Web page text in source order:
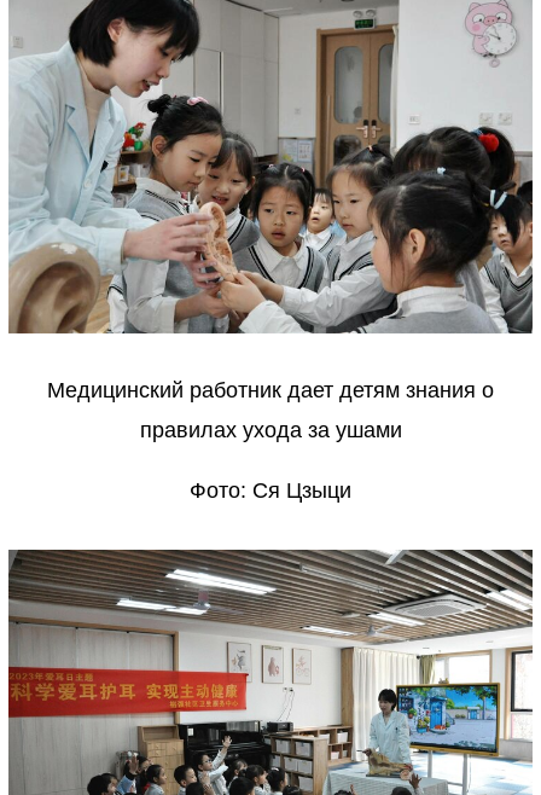
Медицинский работник дает детям знания о
правилах ухода за ушами
Фото: Ся Цзыци